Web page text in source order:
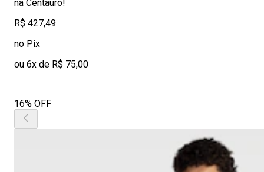
na Centauro!
R$ 427,49
no Pix
ou 6x de R$ 75,00
16% OFF